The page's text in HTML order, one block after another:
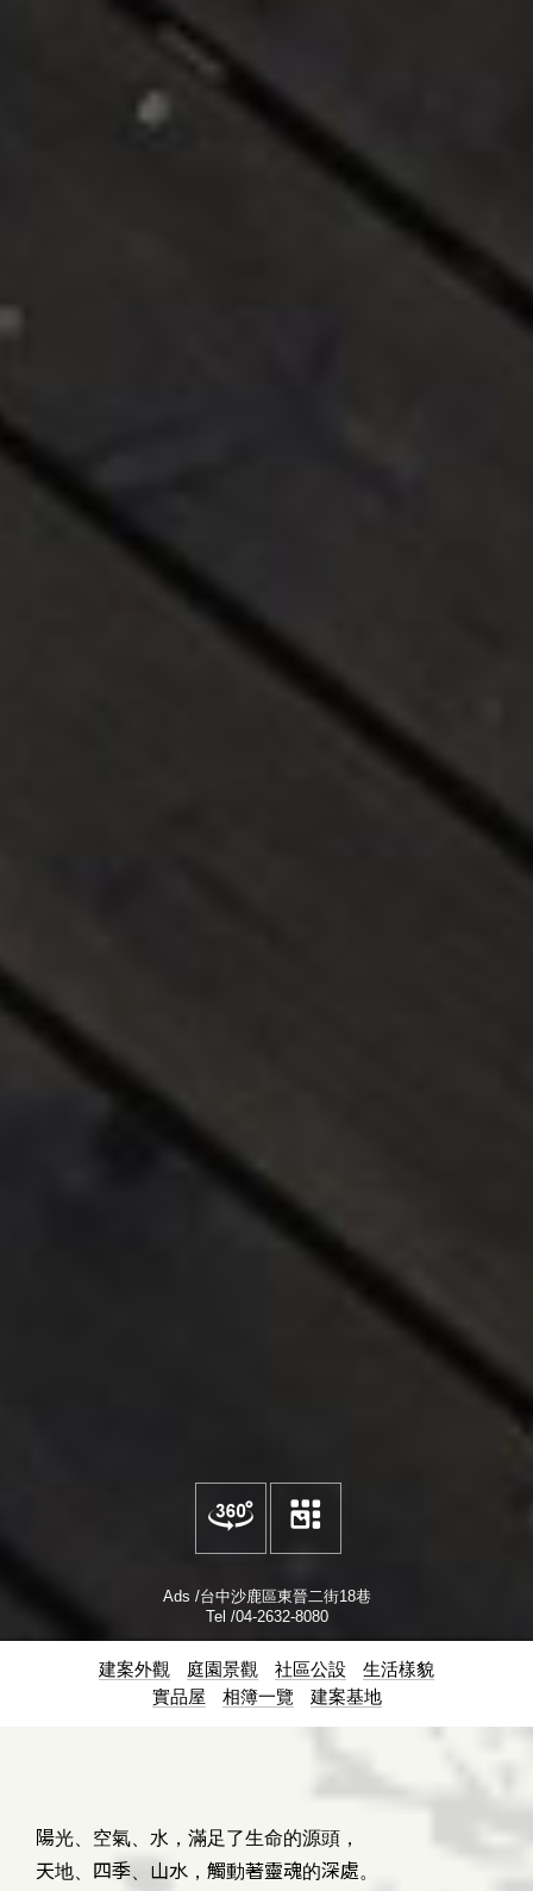
Ads /台中沙鹿區東晉二街18巷
Tel /04-2632-8080
建案外觀 庭園景觀 社區公設
生活樣貌
實品屋
相簿一覽 建案基地
陽光、空氣、水，滿足了生命的源頭，
天地、四季、山水，觸動著靈魂的深處。